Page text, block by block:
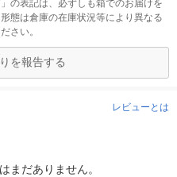
の表記は、必ずしも箱でのお届けを
態は倉庫の在庫状況等により異なる
さい。
を報告する
レビューとは
まだありません。